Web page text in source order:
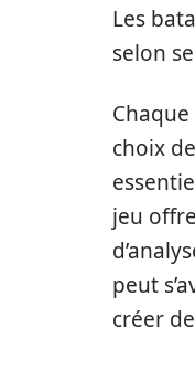
Les
selon
choix
jeu
peut
créer